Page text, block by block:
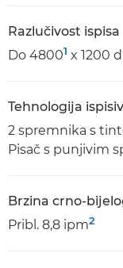
Razlučivost ispisa
Do 48001 x 1200
Tehnologija
2 spremnika s
Pisač s punjivim
Brzina crno-
Pribl. 8,8 ipm2